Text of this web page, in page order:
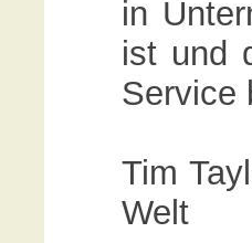
in
ist und
Service
Tim
Welt